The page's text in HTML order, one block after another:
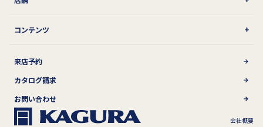
コンテンツ
来店予約
カタログ請求
お問い合わせ
会社概要